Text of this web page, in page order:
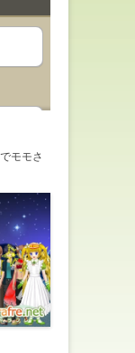
モモさ